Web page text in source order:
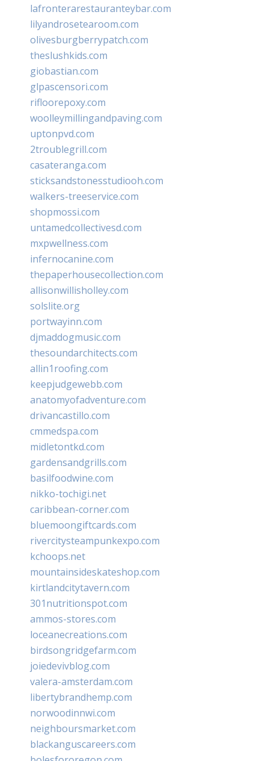
lafronterarestauranteybar.com
lilyandrosetearoom.com
olivesburgberrypatch.com
theslushkids.com
giobastian.com
glpascensori.com
rifloorepoxy.com
woolleymillingandpaving.com
uptonpvd.com
2troublegrill.com
casateranga.com
sticksandstonesstudiooh.com
walkers-treeservice.com
shopmossi.com
untamedcollectivesd.com
mxpwellness.com
infernocanine.com
thepaperhousecollection.com
allisonwillisholley.com
solslite.org
portwayinn.com
djmaddogmusic.com
thesoundarchitects.com
allin1roofing.com
keepjudgewebb.com
anatomyofadventure.com
drivancastillo.com
cmmedspa.com
midletontkd.com
gardensandgrills.com
basilfoodwine.com
nikko-tochigi.net
caribbean-corner.com
bluemoongiftcards.com
rivercitysteampunkexpo.com
kchoops.net
mountainsideskateshop.com
kirtlandcitytavern.com
301nutritionspot.com
ammos-stores.com
loceanecreations.com
birdsongridgefarm.com
joiedevivblog.com
valera-amsterdam.com
libertybrandhemp.com
norwoodinnwi.com
neighboursmarket.com
blackanguscareers.com